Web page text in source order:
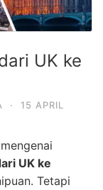
UK ke
·
15 APRIL
UK ke
Tetapi